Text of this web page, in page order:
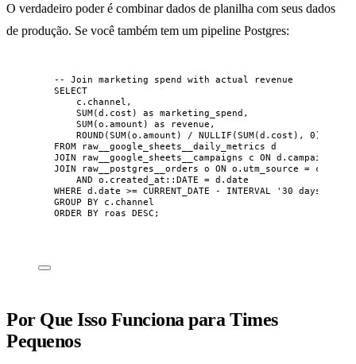
O verdadeiro poder é combinar dados de planilha com seus dados
de produção. Se você também tem um pipeline Postgres:
-- Join marketing spend with actual revenue
SELECT
c . channel ,
SUM(d . cost ) as marketing_spend,
SUM(o . amount ) as revenue,
ROUND (SUM(o . amount ) / NULLIF (SUM(d . cost ), 0 ),
FROM raw__google_sheets__daily_metrics d
JOIN raw__google_sheets__campaigns c ON d . campaign
JOIN raw__postgres__orders o ON o . utm_source = c
AND o . created_at :: DATE = d . date
WHERE d . date >= CURRENT_DATE - INTERVAL ' 30 days
GROUP BY c . channel
ORDER BY roas DESC ;
Por Que Isso Funciona para Times
Pequenos